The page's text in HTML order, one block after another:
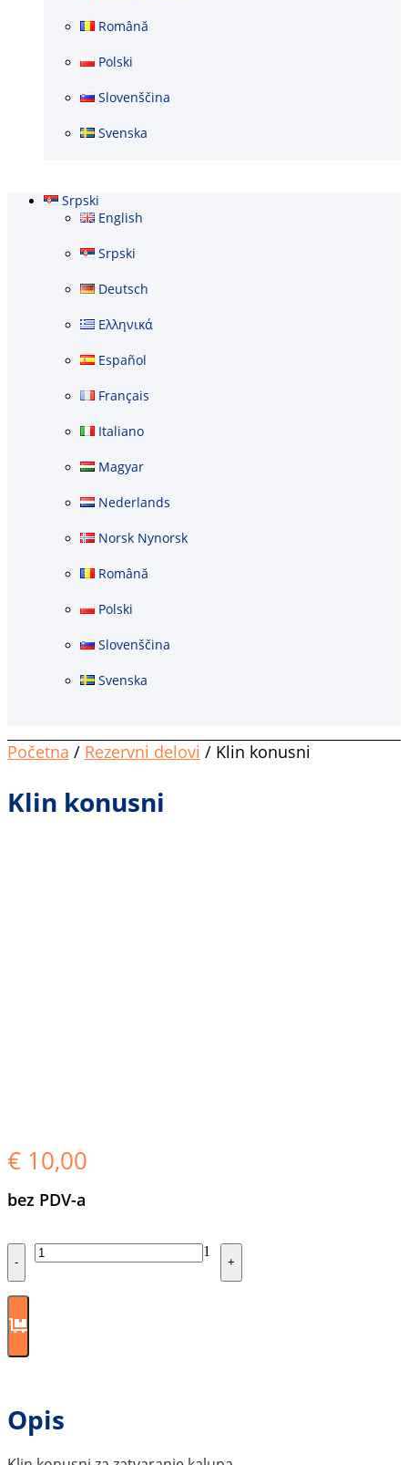
Română
Polski
Slovenščina
Svenska
Srpski
English
Srpski
Deutsch
Ελληνικά
Español
Français
Italiano
Magyar
Nederlands
Norsk Nynorsk
Română
Polski
Slovenščina
Svenska
Početna / Rezervni delovi / Klin konusni
Klin konusni
€ 10,00
bez PDV-a
Quantity
-
1
+
Opis